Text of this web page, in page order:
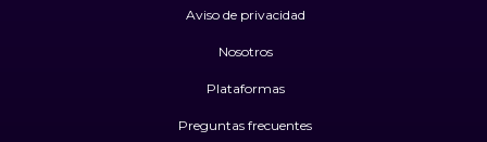
Aviso de privacidad
Nosotros
Plataformas
Preguntas frecuentes